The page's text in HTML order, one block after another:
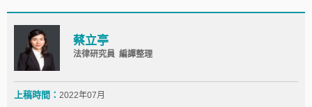
蔡立亭
法律研究員 編譯整理
上稿時間： 2022年07月